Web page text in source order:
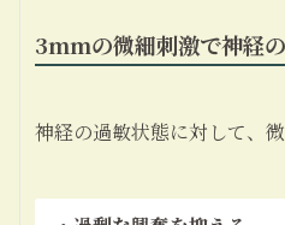
3mmの微細刺激で神経
神経の過敏状態に対して、